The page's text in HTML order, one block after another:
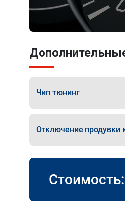
Чип тюнинг
Отключение продувки
Стоимость: